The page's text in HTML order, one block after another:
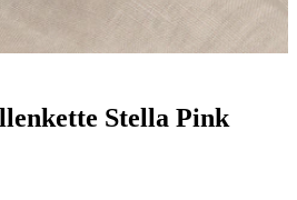
Stella Pink